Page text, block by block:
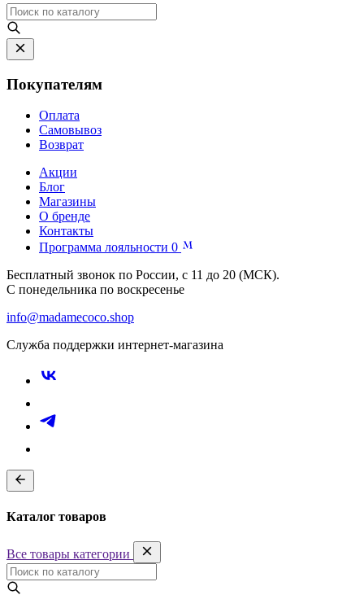
Покупателям
Оплата
Самовывоз
Возврат
Акции
Блог
Магазины
О бренде
Контакты
Программа лояльности 0
Бесплатный звонок по России, с 11 до 20 (МСК).
С понедельника по воскресенье
info@madamecoco.shop
Служба поддержки интернет-магазина
Каталог товаров
Все товары категории